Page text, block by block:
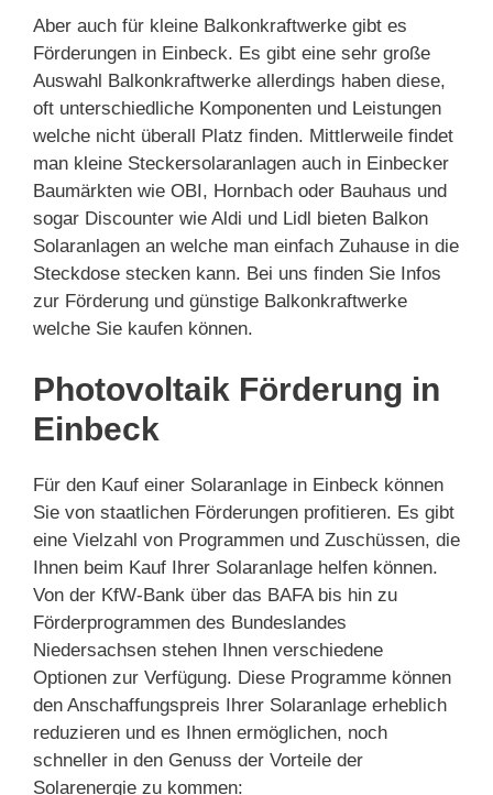
Aber auch für kleine Balkonkraftwerke gibt es
Förderungen in Einbeck. Es gibt eine sehr große
Auswahl Balkonkraftwerke allerdings haben diese,
oft unterschiedliche Komponenten und Leistungen
welche nicht überall Platz finden. Mittlerweile findet
man kleine Steckersolaranlagen auch in Einbecker
Baumärkten wie OBI, Hornbach oder Bauhaus und
sogar Discounter wie Aldi und Lidl bieten Balkon
Solaranlagen an welche man einfach Zuhause in die
Steckdose stecken kann. Bei uns finden Sie Infos
zur Förderung und günstige Balkonkraftwerke
welche Sie kaufen können.
Photovoltaik Förderung in
Einbeck
Für den Kauf einer Solaranlage in Einbeck können
Sie von staatlichen Förderungen profitieren. Es gibt
eine Vielzahl von Programmen und Zuschüssen, die
Ihnen beim Kauf Ihrer Solaranlage helfen können.
Von der KfW-Bank über das BAFA bis hin zu
Förderprogrammen des Bundeslandes
Niedersachsen stehen Ihnen verschiedene
Optionen zur Verfügung. Diese Programme können
den Anschaffungspreis Ihrer Solaranlage erheblich
reduzieren und es Ihnen ermöglichen, noch
schneller in den Genuss der Vorteile der
Solarenergie zu kommen: